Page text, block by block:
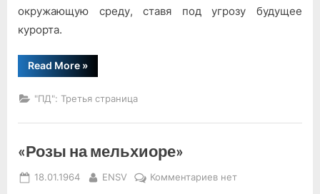
окружающую среду, ставя под угрозу будущее
курорта.
Read More“Здоровье
курорта”
»
"ПД": Третья страница
«Розы на мельхиоре»
Posted
18.01.1964 By
ENSV Комментариевкнет